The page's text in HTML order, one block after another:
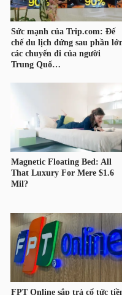
CHĂM
SÓC
SỨC
KHỎE
TÀI
CHÍNH
CÔNG
NGHỆ
THÔNG
TIN